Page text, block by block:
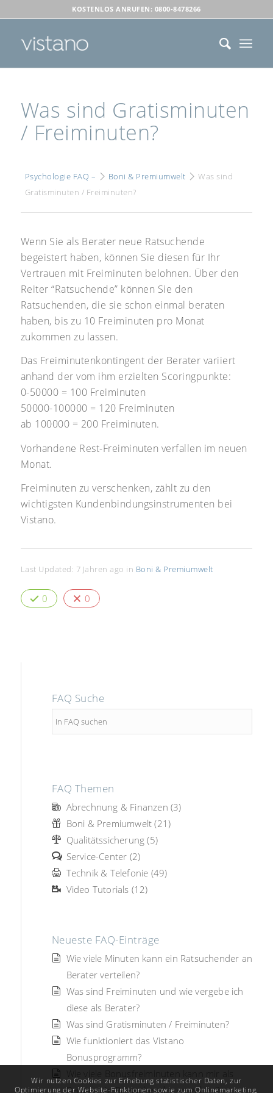
KOSTENLOS ANRUFEN: 0800-8478266
Was sind Gratisminuten
/ Freiminuten?
Psychologie FAQ – Boni & Premiumwelt
Was sind
Gratisminuten / Freiminuten?
Wenn Sie als Berater neue Ratsuchende
begeistert haben, können Sie diesen für Ihr
Vertrauen mit Freiminuten belohnen. Über den
Reiter “Ratsuchende” können Sie den
Ratsuchenden, die sie schon einmal beraten
haben, bis zu 10 Freiminuten pro Monat
zukommen zu lassen.
Das Freiminutenkontingent der Berater variiert
anhand der vom ihm erzielten Scoringpunkte:
0-50000 = 100 Freiminuten
50000-100000 = 120 Freiminuten
ab 100000 = 200 Freiminuten.
Vorhandene Rest-Freiminuten verfallen im neuen
Monat.
Freiminuten zu verschenken, zählt zu den
wichtigsten Kundenbindungsinstrumenten bei
Vistano.
Last Updated: 7 Jahren ago in Boni & Premiumwelt
0 0
FAQ Suche
FAQ Themen
Abrechnung & Finanzen (3)
Boni & Premiumwelt (21)
Qualitätssicherung (5)
Service-Center (2)
Technik & Telefonie (49)
Video Tutorials (12)
Neueste FAQ-Einträge
Wie viele Minuten kann ein Ratsuchender an
Berater verteilen?
Was sind Freiminuten und wie vergebe ich
diese als Berater?
Was sind Gratisminuten / Freiminuten?
Wie funktioniert das Vistano
Bonusprogramm?
Berater ein Ratsuchender vergeben?
Wir nutzen Cookies zur Erhebung statistischer Daten, zur
Optimierung der Website-Funktionen sowie zum Onlinemarketing,